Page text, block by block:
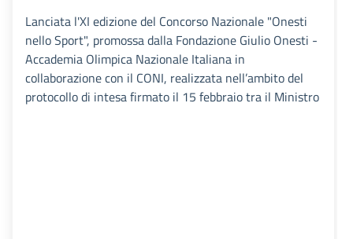
Lanciata l'XI edizione del Concorso Nazionale "Onesti
nello Sport", promossa dalla Fondazione Giulio Onesti -
Accademia Olimpica Nazionale Italiana in
collaborazione con il CONI, realizzata nell’ambito del
protocollo di intesa firmato il 15 febbraio tra il Ministro